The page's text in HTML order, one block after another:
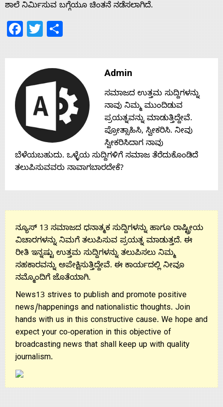
About
Us
Advertise
With
Contact
ಶಾಲೆ ನಿರ್ಮಿಸುವ ಬಗ್ಗೆಯೂ ಚಿಂತನೆ ನಡೆಸಲಾಗಿದೆ.
Facebook
Twitter
Admin
ಸಮಾಜದ ಉತ್ತಮ ಸುದ್ದಿಗಳನ್ನು
ನಾವು ನಿಮ್ಮ ಮುಂದಿಡುವ
ಪ್ರಯತ್ನವನ್ನು ಮಾಡುತ್ತಿದ್ದೇವೆ.
ಪ್ರೋತ್ಸಾಹಿಸಿ, ಸ್ವೀಕರಿಸಿ. ನೀವು
ಸ್ವೀಕರಿಸಿದಾಗ ನಾವು
ಬೆಳೆಯಬಹುದು. ಒಳ್ಳೆಯ ಸುದ್ದಿಗಳಿಗೆ ಸಮಾಜ ತೆರೆದುಕೊಂಡಿದೆ
ತಲುಪಿಸುವವರು ನಾವಾಗಬಾರದೇಕೆ?
ನ್ಯೂಸ್ 13 ಸಮಾಜದ ಧನಾತ್ಮಕ ಸುದ್ದಿಗಳನ್ನು ಹಾಗೂ ರಾಷ್ಟ್ರೀಯ
ವಿಚಾರಗಳನ್ನು ನಿಮಗೆ ತಲುಪಿಸುವ ಪ್ರಯತ್ನ ಮಾಡುತ್ತದೆ. ಈ
ರೀತಿ ಇನ್ನಷ್ಟು ಉತ್ತಮ ಸುದ್ದಿಗಳನ್ನು ತಲುಪಿಸಲು ನಿಮ್ಮ
ಸಹಕಾರವನ್ನು ಅಪೇಕ್ಷಿಸುತ್ತಿದ್ದೇವೆ. ಈ ಕಾರ್ಯದಲ್ಲಿ ನೀವೂ
ನಮ್ಮೊಂದಿಗೆ ಜೊತೆಯಾಗಿ.
News13 strives to publish and promote positive
news/happenings and nationalistic thoughts. Join
hands with us in this constructive cause. We hope and
expect your co-operation in this objective of
broadcasting news that shall keep up with quality
journalism.